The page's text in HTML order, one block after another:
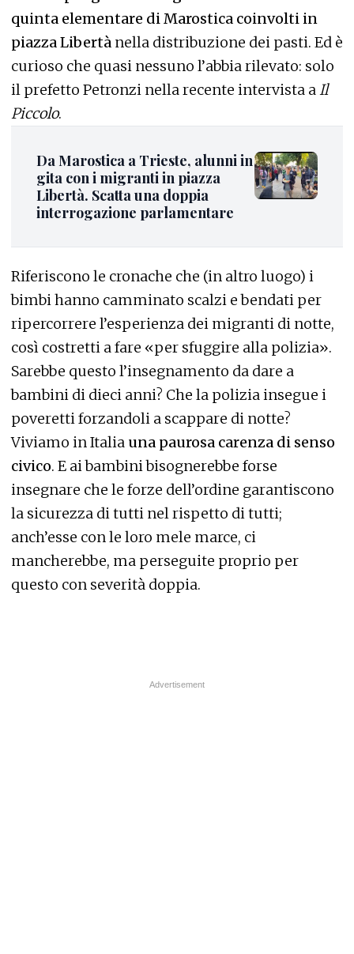
quinta elementare di Marostica coinvolti in
piazza Libertà nella distribuzione dei pasti. Ed è
curioso che quasi nessuno l’abbia rilevato: solo
il prefetto Petronzi nella recente intervista aIl
Piccolo.
Da Marostica a Trieste, alunni in
gita con i migranti in piazza
Libertà. Scatta una doppia
interrogazione parlamentare
Riferiscono le cronache che (in altro luogo) i
bimbi hanno camminato scalzi e bendati per
ripercorrere l’esperienza dei migranti di notte,
così costretti a fare «per sfuggire alla polizia».
Sarebbe questo l’insegnamento da dare a
bambini di dieci anni? Che la polizia insegue i
poveretti forzandoli a scappare di notte?
Viviamo in Italia una paurosa carenza di senso
civico. E ai bambini bisognerebbe forse
insegnare che le forze dell’ordine garantiscono
la sicurezza di tutti nel rispetto di tutti;
anch’esse con le loro mele marce, ci
mancherebbe, ma perseguite proprio per
questo con severità doppia.